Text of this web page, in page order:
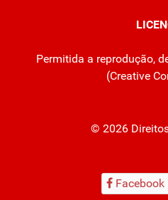
Permitida a reprodução,
(Creative
© 2026
Facebook